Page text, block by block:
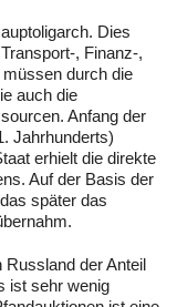
Dies
, Finanz-,
durch die
auch die
Anfang der
Jahrhunderts)
erhielt die direkte
Auf der Basis der
später das
der Anteil
ist sehr wenig